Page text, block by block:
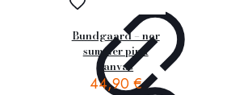
Bundgaard – nor
summer pink
canvas
44,90€